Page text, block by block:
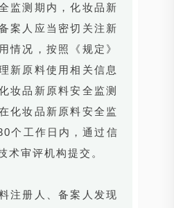
监测期内，化妆品新
案人应当密切关注新
情况，按照《规定》
新原料使用相关信息
妆品新原料安全监测
化妆品新原料安全监
个工作日内，通过信
术审评机构提交。
注册人、备案人发现